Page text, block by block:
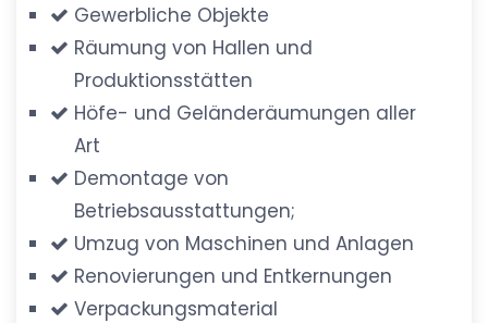
Gewerbliche Objekte
Räumung von Hallen und
Produktionsstätten
Höfe- und Geländeräumungen aller
Art
Demontage von
Betriebsausstattungen;
Umzug von Maschinen und Anlagen
Renovierungen und Entkernungen
Verpackungsmaterial